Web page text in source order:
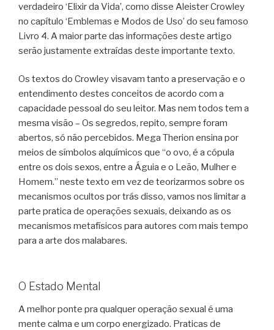
verdadeiro ‘Elixir da Vida’, como disse Aleister Crowley
no capítulo ‘Emblemas e Modos de Uso’ do seu famoso
Livro 4. A maior parte das informações deste artigo
serão justamente extraídas deste importante texto.
Os textos do Crowley visavam tanto a preservação e o
entendimento destes conceitos de acordo com a
capacidade pessoal do seu leitor. Mas nem todos tem a
mesma visão – Os segredos, repito, sempre foram
abertos, só não percebidos. Mega Therion ensina por
meios de símbolos alquímicos que “o ovo, é a cópula
entre os dois sexos, entre a Águia e o Leão, Mulher e
Homem.” neste texto em vez de teorizarmos sobre os
mecanismos ocultos por trás disso, vamos nos limitar a
parte pratica de operações sexuais, deixando as os
mecanismos metafísicos para autores com mais tempo
para a arte dos malabares.
O Estado Mental
A melhor ponte pra qualquer operação sexual é uma
mente calma e um corpo energizado. Praticas de